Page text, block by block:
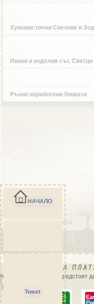
Хумористични Скечове и
Икони и изделия със Светци
Ръчно изработени Уникати
върни се в началото
Начини на плащане (предстоят
НАЧАЛО
Tweet